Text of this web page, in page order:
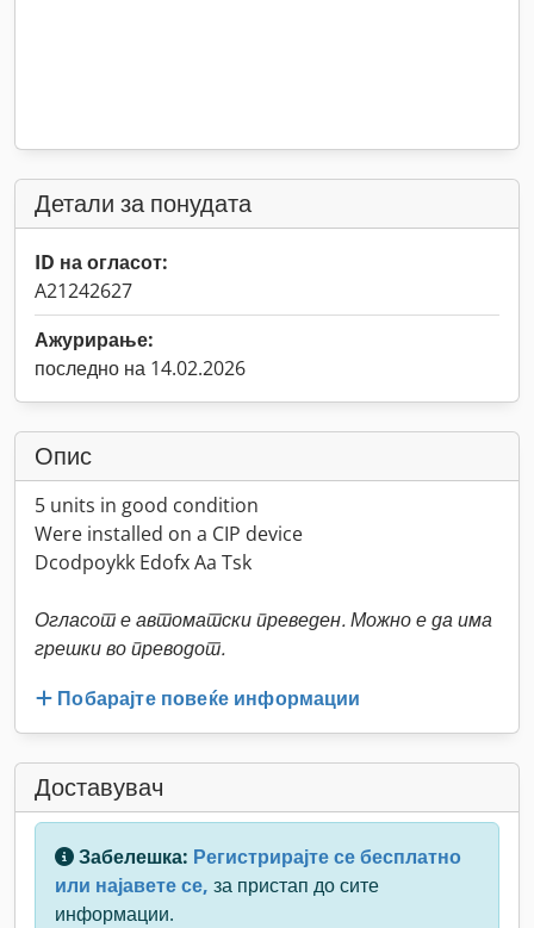
Детали за понудата
ID на огласот:
A21242627
Ажурирање:
последно на 14.02.2026
Опис
5 units in good condition
Were installed on a CIP device
Dcodpoykk Edofx Aa Tsk
Огласот е автоматски преведен. Можно е да има
грешки во преводот.
Побарајте повеќе информации
Доставувач
Забелешка: Регистрирајте се бесплатно
или најавете се, за пристап до сите
информации.